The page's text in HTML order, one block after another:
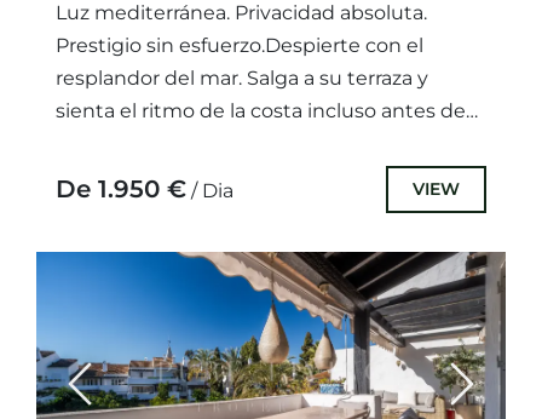
Luz mediterránea. Privacidad absoluta.
Prestigio sin esfuerzo.Despierte con el
resplandor del mar. Salga a su terraza y
sienta el ritmo de la costa incluso antes de
De 1.950 € / Dia VIEW
Previous Next